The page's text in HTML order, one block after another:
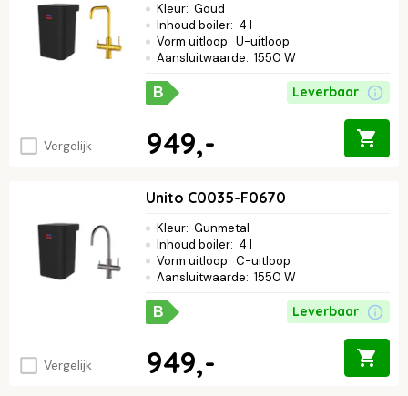
Vergelijk
Kleur: Goud
Inhoud boiler: 4 l
Vorm uitloop: U-uitloop
Aansluitwaarde: 1550 W
B Leverbaar
949,-
Vergelijk
Unito C0035-F0670
Kleur: Gunmetal
Inhoud boiler: 4 l
Vorm uitloop: C-uitloop
Aansluitwaarde: 1550 W
B Leverbaar
949,-